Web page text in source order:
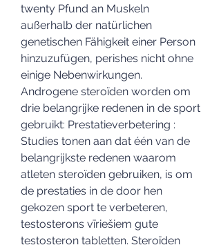
twenty Pfund an Muskeln
außerhalb der natürlichen
genetischen Fähigkeit einer Person
hinzuzufügen, perishes nicht ohne
einige Nebenwirkungen.
Androgene steroïden worden om
drie belangrijke redenen in de sport
gebruikt: Prestatieverbetering :
Studies tonen aan dat één van de
belangrijkste redenen waarom
atleten steroïden gebruiken, is om
de prestaties in de door hen
gekozen sport te verbeteren,
testosterons vīriešiem gute
testosteron tabletten. Steroïden